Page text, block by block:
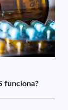
funciona?